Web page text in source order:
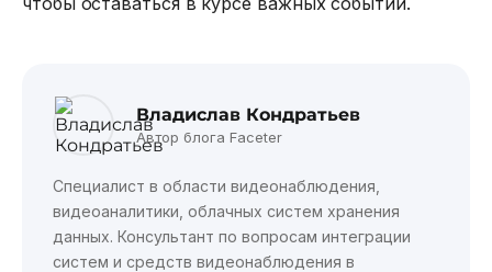
Владислав Кондратьев
Автор блога Faceter
Специалист в области видеонаблюдения,
видеоаналитики, облачных систем хранения
данных. Консультант по вопросам интеграции
систем и средств видеонаблюдения в